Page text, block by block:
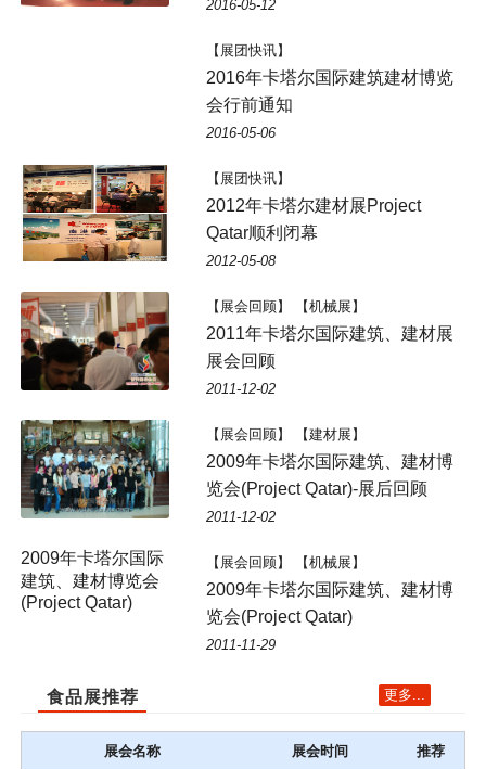
2016-05-12
【展团快讯】
2016年卡塔尔国际建筑建材博览
会行前通知
2016-05-06
【展团快讯】
2012年卡塔尔建材展Project
Qatar顺利闭幕
2012-05-08
【展会回顾】 【机械展】
2011年卡塔尔国际建筑、建材展
展会回顾
2011-12-02
【展会回顾】 【建材展】
2009年卡塔尔国际建筑、建材博
览会(Project Qatar)-展后回顾
2011-12-02
【展会回顾】 【机械展】
2009年卡塔尔国际建筑、建材博
览会(Project Qatar)
2011-11-29
食品展推荐 更多...
展会名称 展会时间 推荐